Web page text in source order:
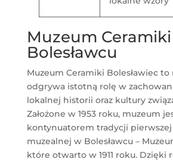
Muzeum
Bolesławcu
Muzeum Ceramiki Bolesławiec
odgrywa istotną rolę w
lokalnej historii oraz kultury
Założone w 1953 roku, muzeum
kontynuatorem tradycji
muzealnej w Bolesławcu –
które otwarto w 1911 roku. Dzięki